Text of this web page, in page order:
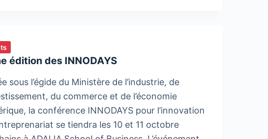
édition des INNODAYS
sous l’égide du Ministère de l’industrie, de
du commerce et de l’économie
la conférence INNODAYS pour l’innovation
se tiendra les 10 et 11 octobre